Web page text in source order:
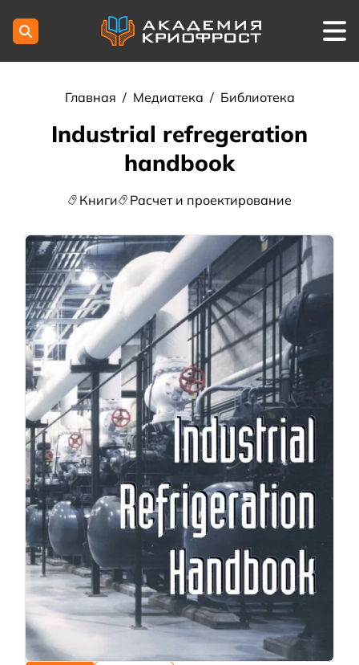
Главная / Медиатека / Библиотека
Industrial refregeration
handbook
Книги Расчет и проектирование